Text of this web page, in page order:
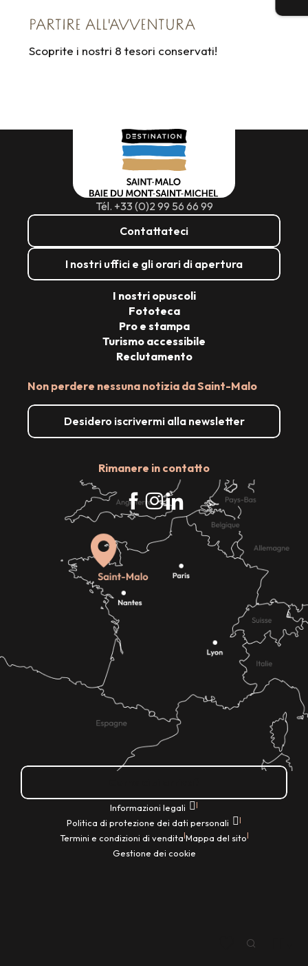
PARTIRE ALL'AVVENTURA
Scoprite i nostri 8 tesori conservati!
Tél. +33 (0)2 99 56 66 99
Contattateci
I nostri uffici e gli orari di apertura
Non perdere nessuna notizia da Saint-Malo
Desidero iscrivermi alla newsletter
Rimanere in contatto
I nostri opuscoli
Fototeca
Pro e stampa
Turismo accessibile
Reclutamento
Informazioni legali |
Politica di protezione dei dati personali |
Termini e condizioni di vendita|Mappa del sito|
Gestione dei cookie